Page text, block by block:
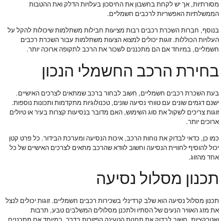
מסורתיות, אך יש לקחת בחשבון את החיסכון בעלויות הדלק ואת ההטבות
הממשלתיות האפשריות לרכבים חשמליים.
בנוסף, חברות השכרת רכבים רבות מציעות חבילות משתלמות שיכולות להקל על
העלויות הכוללות. זוגות יכולים למצוא הצעות משתלמות עבור השכרת רכבים
חשמליים, במיוחד אם הם מתכננים לשכור את הרכב לתקופה ארוכה יותר.
בחירת הרכב החשמלי הנכון
בעת השכרת רכבים חשמליים, חשוב לבחור ברכב שמתאים לצרכים האישיים.
ישנם דגמים שונים עם טווחי נסיעה שונים, טכנולוגיות מתקדמות ותכונות נוספות.
זוגות צריכים לשקול את סוג השימוש, האם מדובר בנסיעות קצרות בעיר או טיולים
ארוכים יותר.
כמו כן, כדאי לבדוק את נוחות הרכב, איכות הנסיעה ומערכת הבידור. כל פרט קטן
יכול להוסיף לחוויית הנסיעה וחשוב לוודא שהרכב מתאים לצרכים האישיים של כל
אחד מהזוג.
תכנון מסלול נסיעה
תכנון מסלול נסיעה הוא שלב קרדינלי בשכירות רכבים חשמליים. זוגות יכולים לנצל
את מזג האוויר הנעים של הסתיו ולתכנן מסלולים המשלבים טבע, תרבות